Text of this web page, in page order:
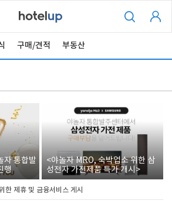
구매/견적 부동산
자 통합발
행
<야놀자 MRO, 숙박업소 위한 삼
성전자 가전제품 특가 개시>
한 제휴 및 금융서비스 게시